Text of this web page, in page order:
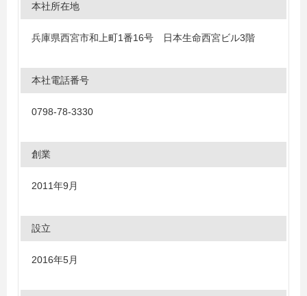
本社所在地
兵庫県西宮市和上町1番16号 日本生命西宮ビル3階
本社電話番号
0798-78-3330
創業
2011年9月
設立
2016年5月